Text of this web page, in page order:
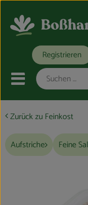
Registrieren
Mobiles
Zurück zu Feinkost
Aufstriche Feine